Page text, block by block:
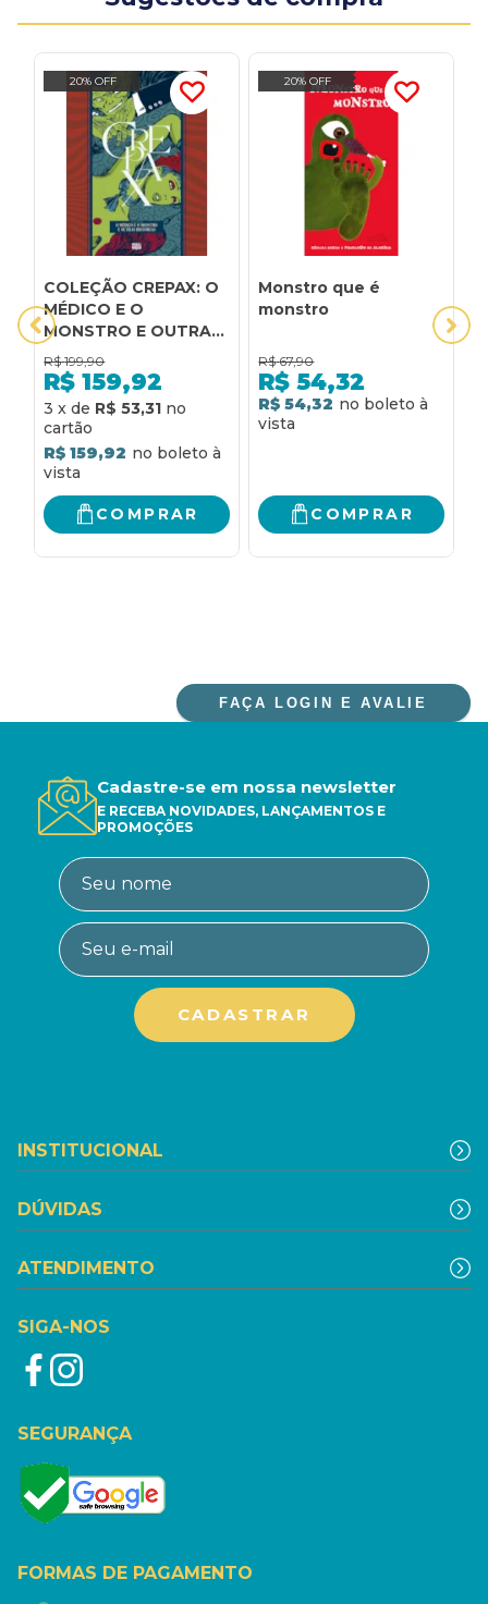
20% OFF
COLEÇÃO CREPAX: O
MÉDICO E O
MONSTRO E OUTRAS
HISTÓRIAS (VOLUME
ÚNICO)
R$ 199,90
R$ 159,92
3 x de R$ 53,31
R$ 159,92
COMPRAR
20% OFF
Monstro que é
monstro
R$ 67,90
R$ 54,32
R$ 54,32
COMPRAR
FAÇA LOGIN E AVALIE
Cadastre-se em nossa newsletter
E RECEBA NOVIDADES, LANÇAMENTOS E
PROMOÇÕES
INSTITUCIONAL
DÚVIDAS
ATENDIMENTO
SIGA-NOS
SEGURANÇA
FORMAS DE PAGAMENTO